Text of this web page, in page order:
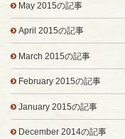
May 2015の記事
April 2015の記事
March 2015の記事
February 2015の記事
January 2015の記事
December 2014の記事